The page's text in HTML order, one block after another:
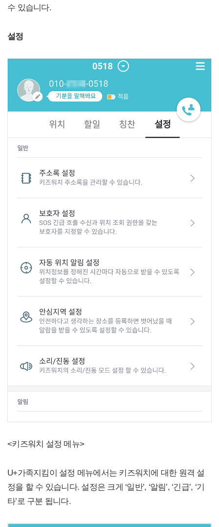
수 있습니다.
설정
<키즈워치 설정 메뉴>
U+가족지킴이 설정 메뉴에서는 키즈워치에 대한 원격 설
정을 할 수 있습니다. 설정은 크게 ‘일반’, ‘알림’, ‘긴급’, ‘기
타’로 구분 됩니다.